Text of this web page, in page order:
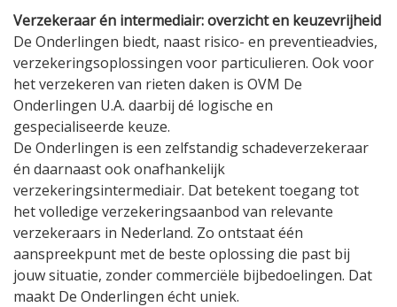
Verzekeraar én intermediair: overzicht en keuzevrijheid
De Onderlingen biedt, naast risico- en preventieadvies,
verzekeringsoplossingen voor particulieren. Ook voor
het verzekeren van rieten daken is OVM De
Onderlingen U.A. daarbij dé logische en
gespecialiseerde keuze.
De Onderlingen is een zelfstandig schadeverzekeraar
én daarnaast ook onafhankelijk
verzekeringsintermediair. Dat betekent toegang tot
het volledige verzekeringsaanbod van relevante
verzekeraars in Nederland. Zo ontstaat één
aanspreekpunt met de beste oplossing die past bij
jouw situatie, zonder commerciële bijbedoelingen. Dat
maakt De Onderlingen écht uniek.